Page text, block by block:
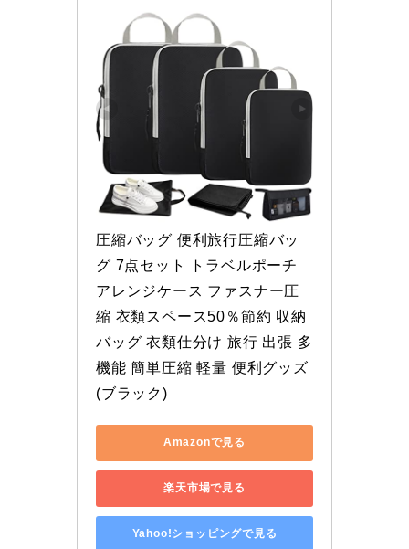
圧縮バッグ 便利旅行圧縮バッ
グ 7点セット トラベルポーチ
アレンジケース ファスナー圧
縮 衣類スペース50％節約 収納
バッグ 衣類仕分け 旅行 出張 多
機能 簡単圧縮 軽量 便利グッズ
(ブラック)
Amazonで見る
楽天市場で見る
Yahoo!ショッピングで見る